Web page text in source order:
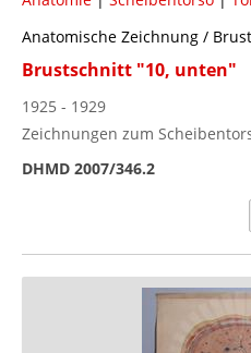
Anatomische Zeichnung /
Brustschnitt "10, unten"
1925 - 1929
Zeichnungen zum
DHMD 2007/346.2